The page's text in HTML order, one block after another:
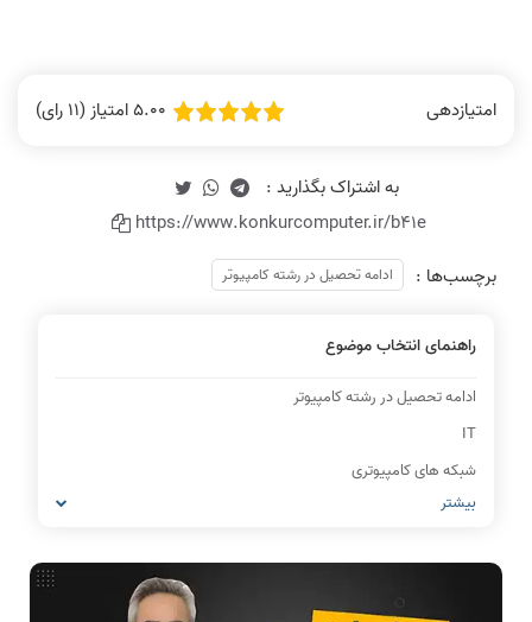
امتیازدهی 5.00 امتیاز (11 رای)
https://www.konkurcomputer.ir/b41e
برچسب‌ها :
ادامه تحصیل در رشته کامپیوتر
راهنمای انتخاب موضوع
ادامه تحصیل در رشته کامپیوتر
IT
شبکه های کامپیوتری
مشاغل رشته کامپیوتر
بیشتر